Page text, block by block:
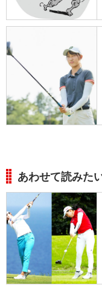
あわせて読みた